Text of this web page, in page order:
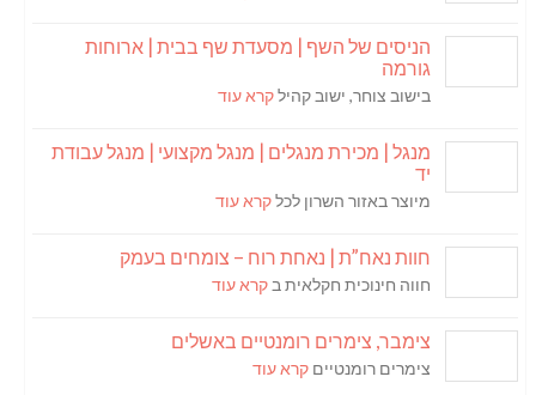
הניסים של השף | מסעדת שף בבית | ארוחות
גורמה
בישוב צוחר, ישוב קהילקרא עוד
מנגל | מכירת מנגלים | מנגל מקצועי | מנגל עבודת
יד
מיוצר באזור השרון לכלקרא עוד
חוות נאח”ת | נאחת רוח – צומחים בעמק
חווה חינוכית חקלאית ב קרא עוד
צימבר, צימרים רומנטיים באשלים
צימרים רומנטיים קרא עוד